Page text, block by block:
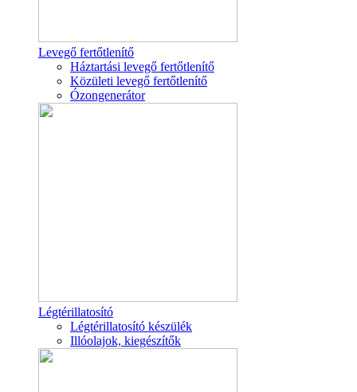
Levegő fertőtlenítő
Háztartási levegő fertőtlenítő
Közületi levegő fertőtlenítő
Ózongenerátor
Légtérillatosító
Légtérillatosító készülék
Illóolajok, kiegészítők